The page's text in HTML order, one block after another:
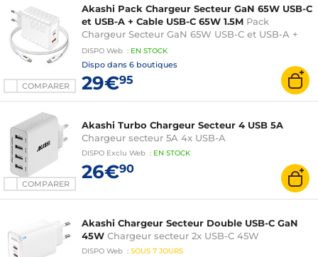
COMPARER
Akashi Pack Chargeur Secteur GaN 65W USB-C
et USB-A + Cable USB-C 65W 1.5M Pack
Chargeur Secteur GaN 65W USB-C et USB-A +
Cable USB-C 65W 1.5M
DISPO Web : EN STOCK
Dispo dans 6 boutiques
29€95
COMPARER
Akashi Turbo Chargeur Secteur 4 USB 5A
Chargeur secteur 5A 4x USB-A
DISPO Exclu Web : EN STOCK
26€90
Akashi Chargeur Secteur Double USB-C GaN
45W Chargeur secteur 2x USB-C 45W
DISPO Web : SOUS 7 JOURS